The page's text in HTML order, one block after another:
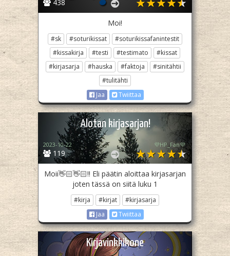
438
Moi!
#sk #soturikissat
#soturikissafanintestit
#kissakirja
#testi #testimato
#kissat
#kirjasarja
#hauska #faktoja
#sinitähtii
#tulitähti
Jaa
Twiittaa
Alotan kirjasarjan!
119
2023-10-22 💜HP_Fan💜
Moii👋🏻👋🏻!! Eli päätin aloittaa kirjasarjan
joten tässä on siitä luku 1
#kirja #kirjat
#kirjasarja
Jaa
Twiittaa
Kirjavinkkikone